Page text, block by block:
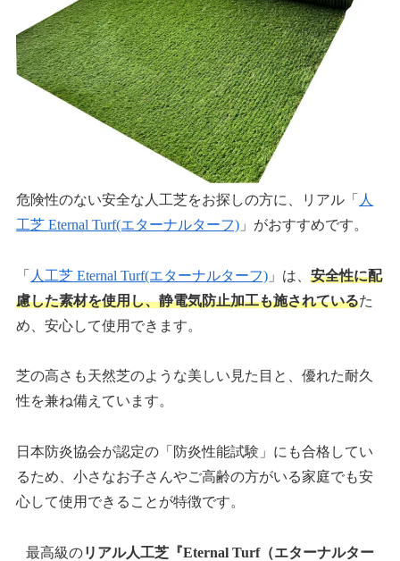
危険性のない安全な人工芝をお探しの方に、リアル「 人
工芝 Eternal Turf(エターナルターフ) 」がおすすめです。
「 人工芝 Eternal Turf(エターナルターフ) 」は、安全性に配
慮した素材を使用し、静電気防止加工も施されているた
め、安心して使用できます。
芝の高さも天然芝のような美しい見た目と、優れた耐久
性を兼ね備えています。
日本防炎協会が認定の「防炎性能試験」にも合格してい
るため、小さなお子さんやご高齢の方がいる家庭でも安
心して使用できることが特徴です。
最高級のリアル人工芝『Eternal Turf（エターナルター